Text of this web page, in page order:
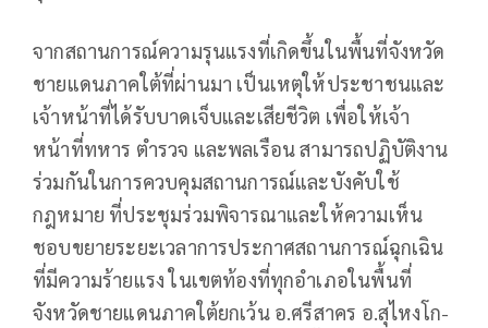
จากสถานการณ์ความรุนแรงที่เกิดขึ้นในพื้นที่จังหวัด
ชายแดนภาคใต้ที่ผ่านมา เป็นเหตุให้ประชาชนและ
เจ้าหน้าที่ได้รับบาดเจ็บและเสียชีวิต เพื่อให้เจ้า
หน้าที่ทหาร ตำรวจ และพลเรือน สามารถปฏิบัติงาน
ร่วมกันในการควบคุมสถานการณ์และบังคับใช้
กฎหมาย ที่ประชุมร่วมพิจารณาและให้ความเห็น
ชอบขยายระยะเวลาการประกาศสถานการณ์ฉุกเฉิน
ที่มีความร้ายแรง ในเขตท้องที่ทุกอำเภอในพื้นที่
จังหวัดชายแดนภาคใต้ยกเว้น อ.ศรีสาคร อ.สุไหงโก-